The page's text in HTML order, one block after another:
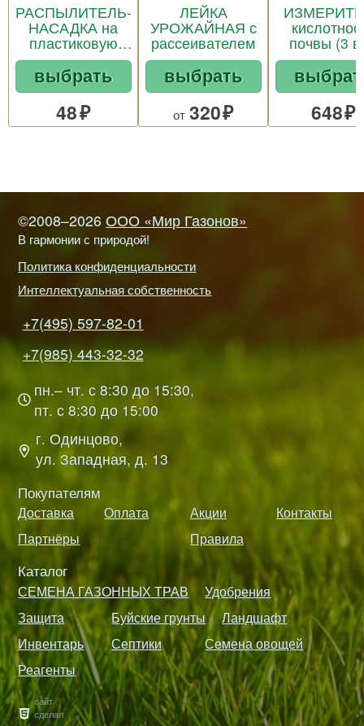
РАСПЫЛИТЕЛЬ-
НАСАДКА на
пластиковую
бутылку 0,5 - 2
литра
выбрать
48
ЛЕЙКА
УРОЖАЙНАЯ с
рассеивателем
выбрать
от 320
почвы (3 в
648
©2008–2026 ООО «Мир Газонов»
В гармонии с природой!
Политика конфиденциальности
Интеллектуальная собственность
+7(495) 597-82-01
+7(985) 443-32-32
пн.– чт. с 8:30 до 15:30,
пт. с 8:30 до 15:00
г. Одинцово,
ул. Западная, д. 13
Покупателям
Доставка Оплата Акции
Контакты
Партнёры
Правила
Каталог
СЕМЕНА ГАЗОННЫХ ТРАВ
Удобрения
Защита
Буйские грунты
Ландшафт
Инвентарь
Септики
Семена овощей
Реагенты
сайт
сделал